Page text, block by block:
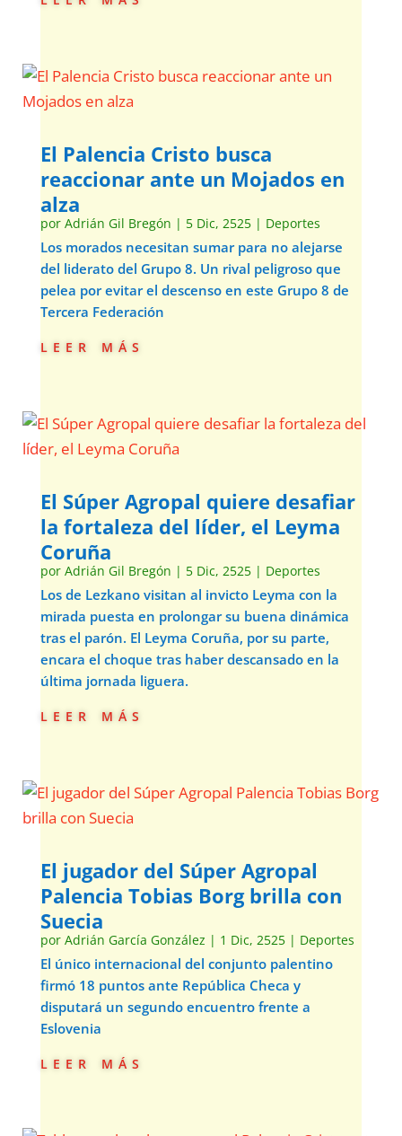
El Palencia Cristo busca
reaccionar ante un Mojados en
alza
por Adrián Gil Bregón | 5 Dic, 2525| Deportes
Los morados necesitan sumar para no alejarse
del liderato del Grupo 8. Un rival peligroso que
pelea por evitar el descenso en este Grupo 8 de
Tercera Federación
leer más
El Súper Agropal quiere desafiar
la fortaleza del líder, el Leyma
Coruña
por Adrián Gil Bregón | 5 Dic, 2525| Deportes
Los de Lezkano visitan al invicto Leyma con la
mirada puesta en prolongar su buena dinámica
tras el parón. El Leyma Coruña, por su parte,
encara el choque tras haber descansado en la
última jornada liguera.
leer más
El jugador del Súper Agropal
Palencia Tobias Borg brilla con
Suecia
por Adrián García González | 1 Dic, 2525| Deportes
El único internacional del conjunto palentino
firmó 18 puntos ante República Checa y
disputará un segundo encuentro frente a
Eslovenia
leer más